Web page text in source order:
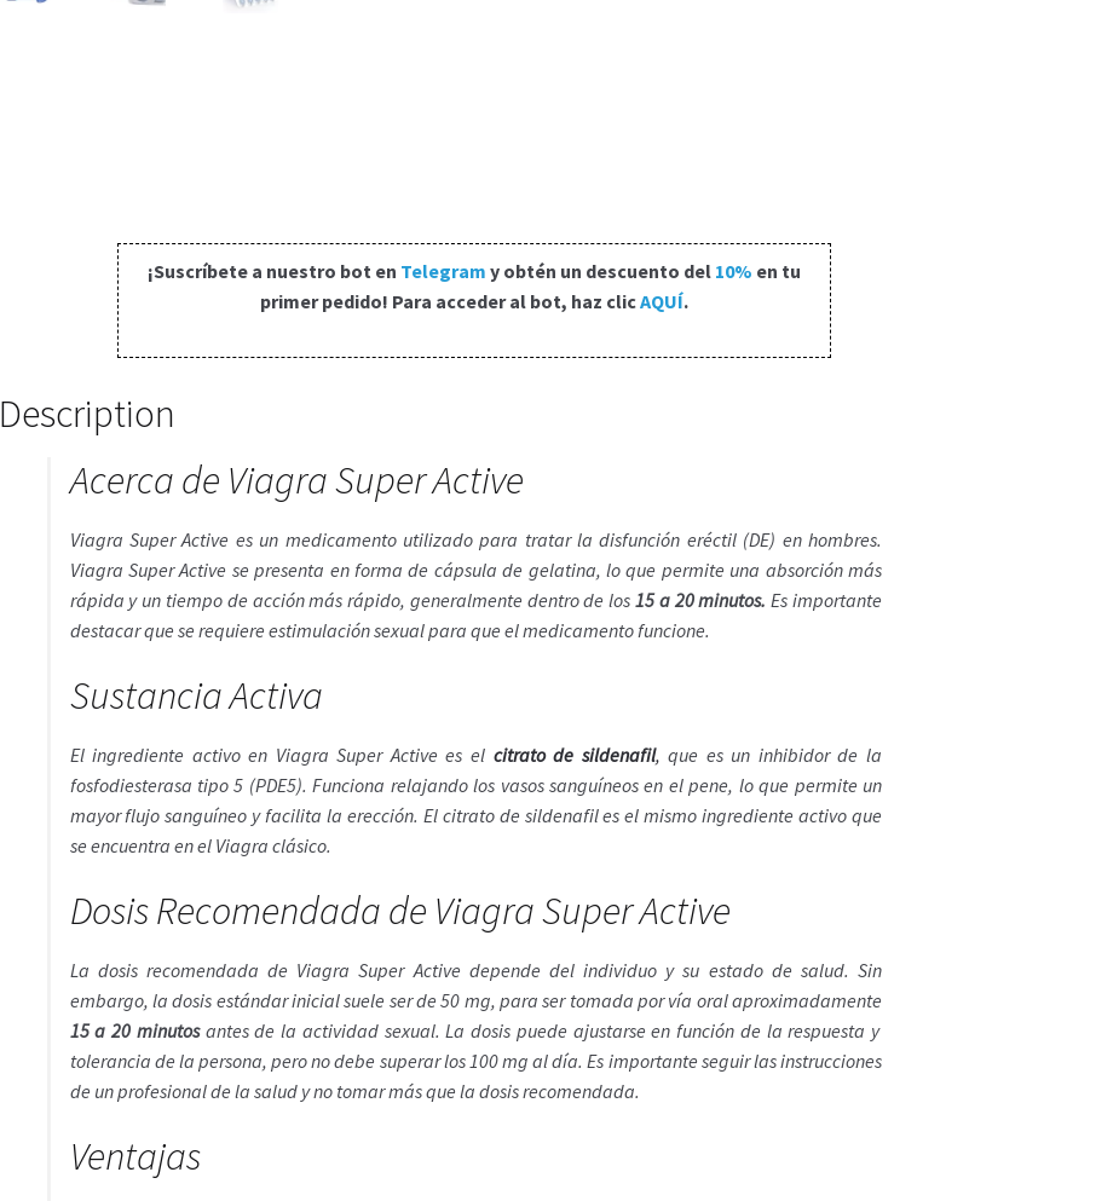
¡Suscríbete a nuestro bot en Telegram y obtén un descuento del 10% en tu
primer pedido! Para acceder al bot, haz clicAQUÍ.
Description
Acerca de Viagra Super Active
Viagra Super Active es un medicamento utilizado para tratar la disfunción eréctil (DE) en hombres.
Viagra Super Active se presenta en forma de cápsula de gelatina, lo que permite una absorción más
rápida y un tiempo de acción más rápido, generalmente dentro de los15 a 20 minutos. Es importante
destacar que se requiere estimulación sexual para que el medicamento funcione.
Sustancia Activa
El ingrediente activo en Viagra Super Active es el citrato de sildenafil, que es un inhibidor de la
fosfodiesterasa tipo 5 (PDE5). Funciona relajando los vasos sanguíneos en el pene, lo que permite un
mayor flujo sanguíneo y facilita la erección. El citrato de sildenafil es el mismo ingrediente activo que
se encuentra en el Viagra clásico.
Dosis Recomendada de Viagra Super Active
La dosis recomendada de Viagra Super Active depende del individuo y su estado de salud. Sin
embargo, la dosis estándar inicial suele ser de 50 mg, para ser tomada por vía oral aproximadamente
15 a 20 minutosantes de la actividad sexual. La dosis puede ajustarse en función de la respuesta y
tolerancia de la persona, pero no debe superar los 100 mg al día. Es importante seguir las instrucciones
de un profesional de la salud y no tomar más que la dosis recomendada.
Ventajas